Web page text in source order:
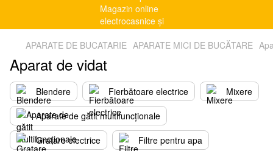
APARATE DE BUCATARIE APARATE MICI DE BUCĂTARE
Aparat de vidat
Blendere Fierbătoare electrice
Mixere
Aparate de gătit multifuncționale
Gratare electrice
Filtre pentru apa